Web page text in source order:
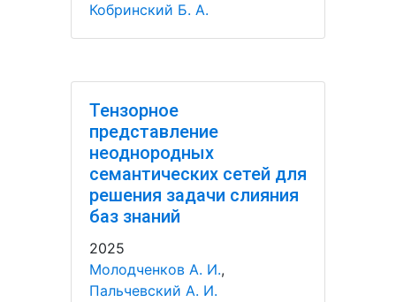
Кобринский Б. А.
Тензорное
представление
неоднородных
семантических сетей для
решения задачи слияния
баз знаний
2025
Молодченков А. И.,
Пальчевский А. И.